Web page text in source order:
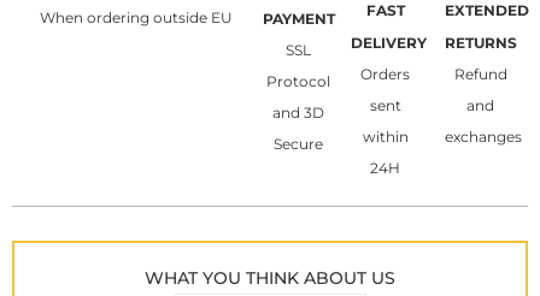
When ordering outside EU
PAYMENT
SSL
Protocol
and 3D
Secure
FAST
DELIVERY
Orders
sent
within
24H
EXTENDED
RETURNS
Refund
and
exchanges
WHAT YOU THINK ABOUT US